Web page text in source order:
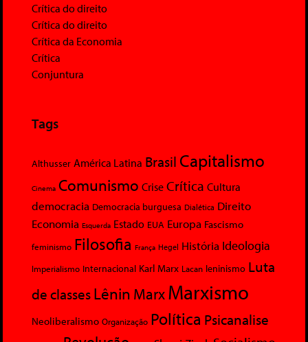
Crítica do direito
Crítica do direito
Crítica da Economia
Crítica
Conjuntura
Tags
Althusser América Latina Brasil Capitalismo
Cinema Comunismo Crise Crítica Cultura
democracia Democracia burguesa Dialética Direito
Economia Esquerda Estado EUA Europa Fascismo
feminismo Filosofia França Hegel História Ideologia
Imperialismo Internacional Karl Marx Lacan leninismo Luta
de classesLênin MarxMarxismo
Neoliberalismo Organização Política Psicanalise